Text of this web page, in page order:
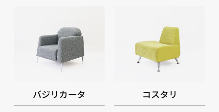
バジリカータ コスタリ